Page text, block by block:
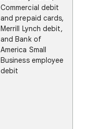
Commercial debit
and prepaid cards,
Merrill Lynch debit,
and Bank of
America Small
Business employee
debit